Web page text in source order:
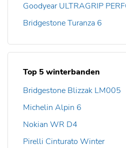
Goodyear ULTRAGRIP
Bridgestone Turanza 6
Top 5 winterbanden
Bridgestone Blizzak LM005
Michelin Alpin 6
Nokian WR D4
Pirelli Cinturato Winter